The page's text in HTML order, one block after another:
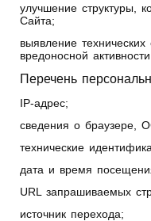
улучшение структуры,
Сайта;
выявление
вредоносной активности.
Перечень
IP-адрес;
сведения о браузере,
технические
дата и время
URL запрашиваемых
источник перехода;